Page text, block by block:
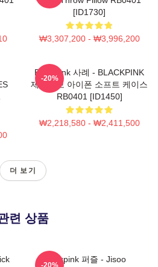
[ID1730]
₩3,307,200 - ₩3,996,200
Blackpink 사례 - BLACKPINK
제품정보 아이폰 소프트 케이스
RB0401 [ID1450]
₩2,218,580 - ₩2,411,500
-20%
더 보기
련 상품
Blackpink 퍼즐 - Jisoo
-20%